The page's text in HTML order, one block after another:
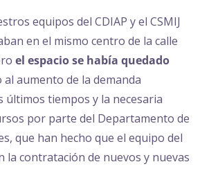
equipos del CDIAP y el CSMIJ
en el mismo centro de la calle
el espacio se había quedado
al aumento de la demanda
últimos tiempos y la necesaria
por parte del Departamento de
que han hecho que el equipo del
la contratación de nuevos y nuevas